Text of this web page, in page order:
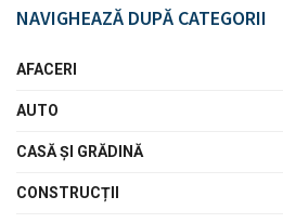
NAVIGHEAZĂ DUPĂ CATEGORII
AFACERI
AUTO
CASĂ ŞI GRĂDINĂ
CONSTRUCȚII